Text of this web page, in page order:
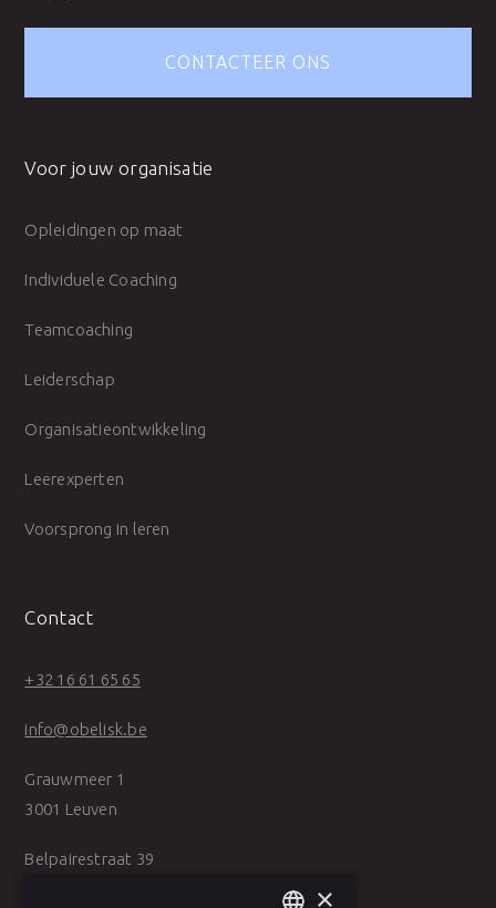
CONTACTEER ONS
Voor jouw organisatie
Opleidingen op maat
Individuele Coaching
Teamcoaching
Leiderschap
Organisatieontwikkeling
Leerexperten
Voorsprong in leren
Contact
+32 16 61 65 65
info@obelisk.be
Grauwmeer 1
3001 Leuven
Belpairestraat 39
×